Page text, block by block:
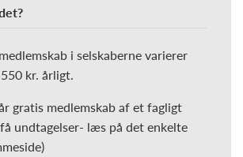
i selskaberne varierer
kr. årligt.
gratis medlemskab af et fagligt
undtagelser- læs på det enkelte